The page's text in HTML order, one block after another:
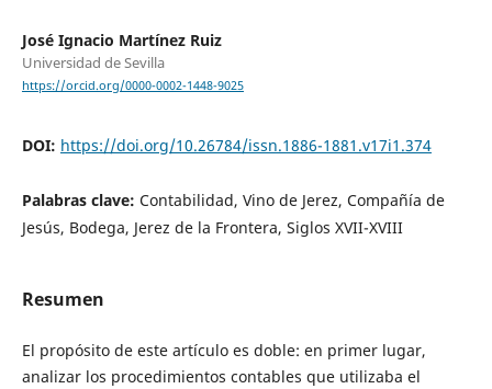
José Ignacio Martínez Ruiz
Universidad de Sevilla
https://orcid.org/0000-0002-1448-9025
DOI: https://doi.org/10.26784/issn.1886-1881.v17i1.374
Palabras clave: Contabilidad, Vino de Jerez, Compañía de
Jesús, Bodega, Jerez de la Frontera, Siglos XVII-XVIII
Resumen
El propósito de este artículo es doble: en primer lugar,
analizar los procedimientos contables que utilizaba el